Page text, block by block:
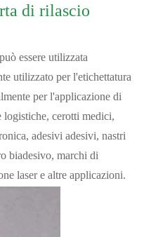
di rilascio
essere utilizzata
utilizzato per l'etichettatura
per l'applicazione di
logistiche, cerotti medici,
adesivi adesivi, nastri
biadesivo, marchi di
laser e altre applicazioni.